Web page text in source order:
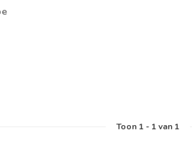
Toon 1- 1van 1